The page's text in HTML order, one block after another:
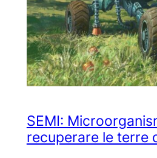
SEMI:
recuperare le terre